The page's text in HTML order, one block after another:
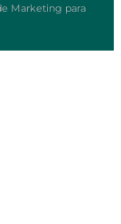
Marketing para